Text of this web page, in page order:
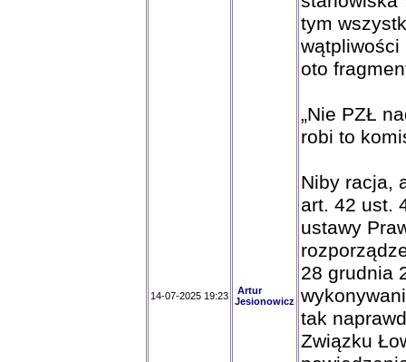
14-07-2025 19:23
Artur
Jesionowicz
tym
wątpliwości
oto
„Nie PZŁ
robi to
Niby racja,
art. 42 ust.
ustawy
28 grudnia
tak
Związku